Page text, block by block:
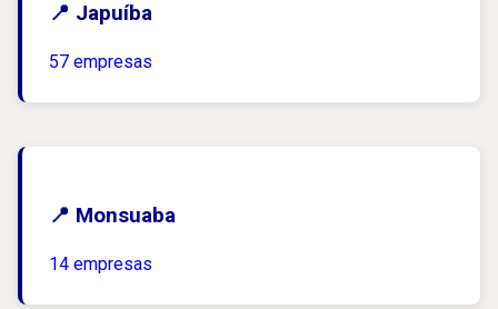
📍 Japuíba
57 empresas
📍 Monsuaba
14 empresas